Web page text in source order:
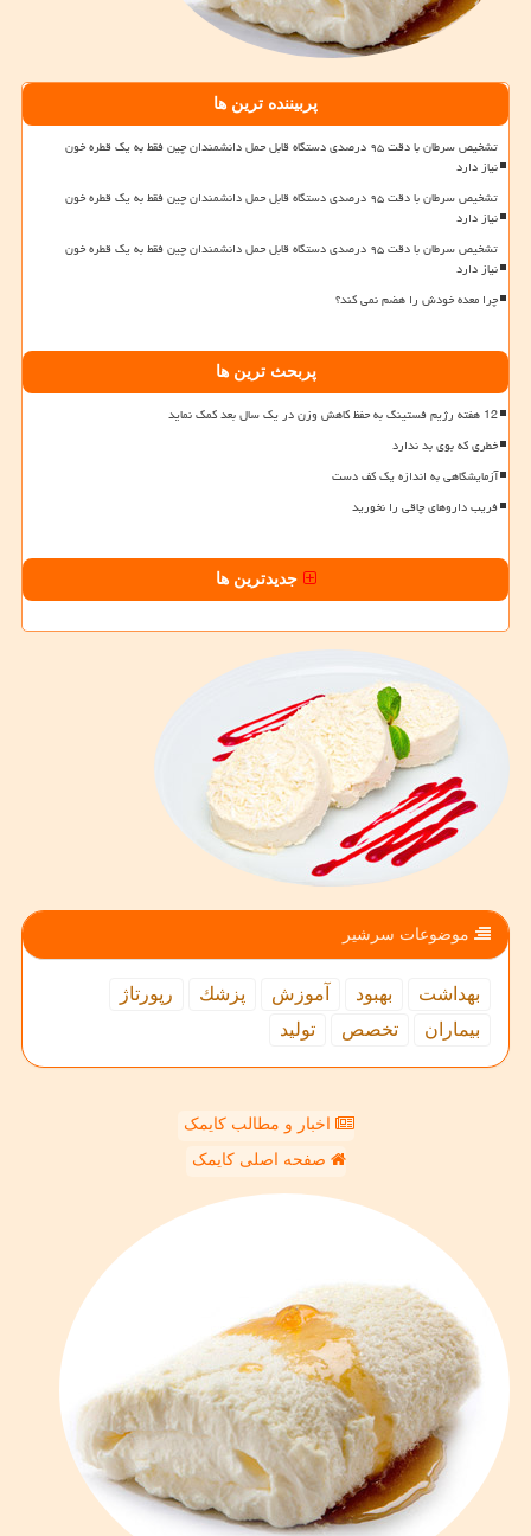
پربیننده ترین ها
تشخیص سرطان با دقت ۹۵ درصدی دستگاه قابل حمل دانشمندان چین فقط به یک قطره خون
نیاز دارد
تشخیص سرطان با دقت ۹۵ درصدی دستگاه قابل حمل دانشمندان چین فقط به یک قطره خون
نیاز دارد
تشخیص سرطان با دقت ۹۵ درصدی دستگاه قابل حمل دانشمندان چین فقط به یک قطره خون
نیاز دارد
چرا معده خودش را هضم نمی کند؟
پربحث ترین ها
12 هفته رژیم فستینگ به حفظ کاهش وزن در یک سال بعد کمک نماید
خطری که بوی بد ندارد
آزمایشگاهی به اندازه یک کف دست
فریب داروهای چاقی را نخورید
جدیدترین ها
موضوعات سرشیر
بهداشت بهبود آموزش پزشك
رپورتاژ
بیماران
تخصص تولید
اخبار و مطالب کایمک
صفحه اصلی کایمک